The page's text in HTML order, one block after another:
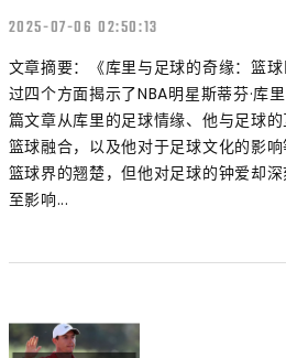
2025-07-06 02:50:13
文章摘要：《库里与足球的奇缘：篮
过四个方面揭示了NBA明星斯蒂芬·库
篇文章从库里的足球情缘、他与足球
篮球融合，以及他对于足球文化的影
篮球界的翘楚，但他对足球的钟爱却
至影响...